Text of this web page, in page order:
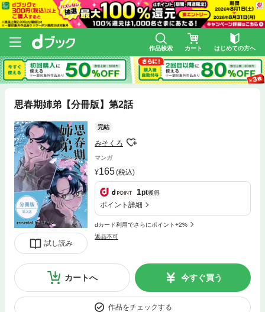
作品検索 カート はじめての方へ
思春期姉弟【分冊版】第2話
試し読み
完結
みそくろ
マンガ
165(税込)
1pt獲得
ポイント詳細
dカード利用でさらにポイント+2%
返品不可
カートへ 今すぐ買う
作品をチェックする